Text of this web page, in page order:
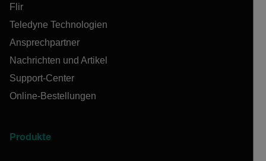
Flir
Teledyne Technologien
Ansprechpartner
Nachrichten und Artikel
Support-Center
Online-Bestellungen
Produkte